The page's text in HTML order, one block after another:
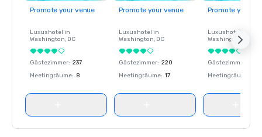
Promote your venue
Luxushotel in
Washington, DC
Gästezimmer: 237
Meetingräume: 8
Promote your venue
Luxushotel in
Washington, DC
Gästezimmer: 220
Meetingräume: 17
Promote your
Luxushotel in
Washington
Gästezimmer
Meetingräume